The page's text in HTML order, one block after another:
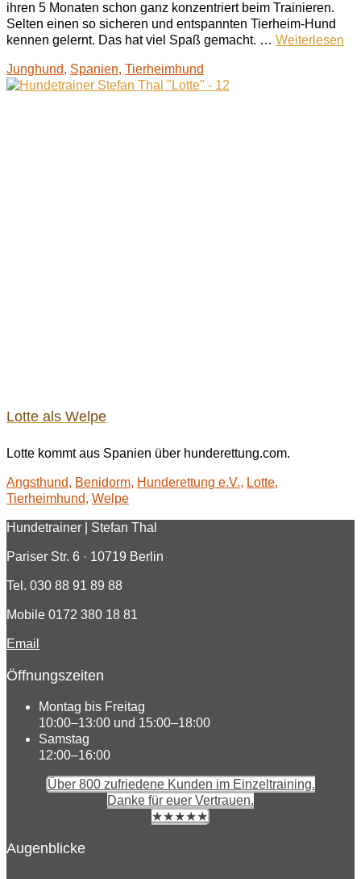
ihren 5 Monaten schon ganz konzentriert beim Trainieren.
Selten einen so sicheren und entspannten Tierheim-Hund
kennen gelernt. Das hat viel Spaß gemacht. … Weiterlesen
Junghund, Spanien, Tierheimhund
Lotte als Welpe
Lotte kommt aus Spanien über hunderettung.com.
Angsthund, Benidorm, Hunderettung e.V., Lotte,
Tierheimhund, Welpe
Hundetrainer | Stefan Thal
Pariser Str. 6 · 10719 Berlin
Tel. 030 88 91 89 88
Mobile 0172 380 18 81
Email
Öffnungszeiten
Montag bis Freitag
10:00–13:00 und 15:00–18:00
Samstag
12:00–16:00
Über 800 zufriedene Kunden im Einzeltraining.
Danke für euer Vertrauen.
★★★★★
Augenblicke